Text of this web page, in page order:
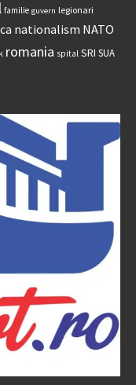
familie guvern legionari
nationalism NATO
romania spital SRI SUA